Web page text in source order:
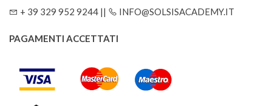
+ 39 329 952 9244 || INFO@SOLSISACADEMY.IT
PAGAMENTI ACCETTATI